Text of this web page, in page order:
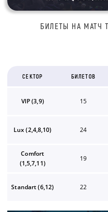
БИЛEТЫ НА МАТЧ
СЕКТОР БИЛЕТОВ
VIP (3,9) 15
Lux (2,4,8,10) 24
Comfort
(1,5,7,11)
19
Standart (6,12) 22